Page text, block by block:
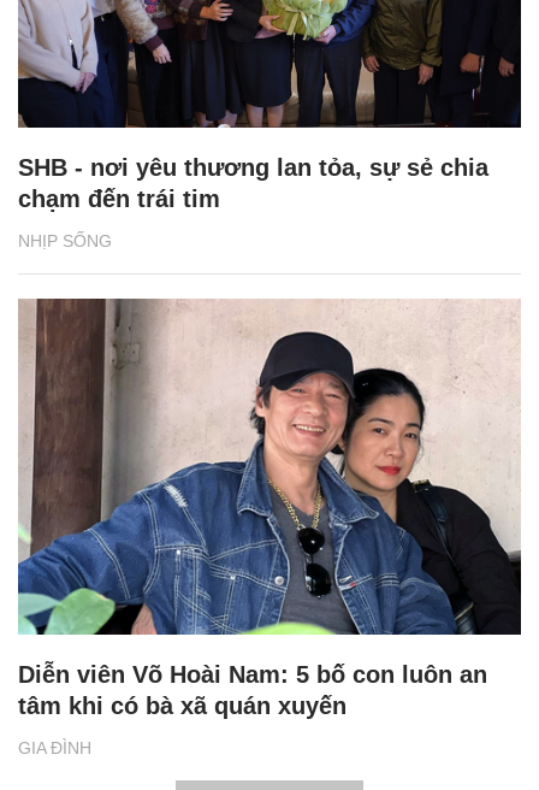
NHỊP SỐNG
SHB - nơi yêu thương lan tỏa, sự sẻ chia
chạm đến trái tim
GIA ĐÌNH
Diễn viên Võ Hoài Nam: 5 bố con luôn an
tâm khi có bà xã quán xuyến